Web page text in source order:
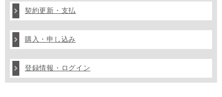
契約更新・支払
購入・申し込み
登録情報・ログイン